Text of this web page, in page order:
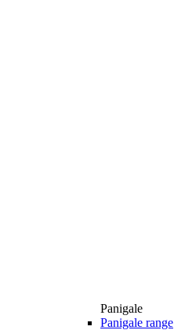
Panigale
Panigale range